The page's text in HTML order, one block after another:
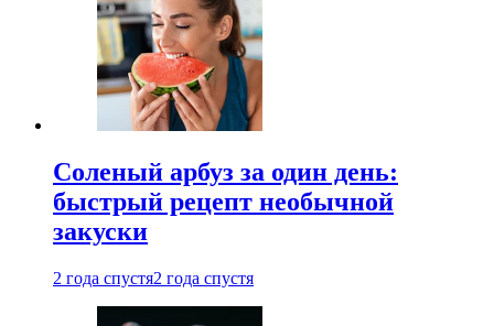
Соленый арбуз за один день:
быстрый рецепт необычной
закуски
2 года спустя2 года спустя